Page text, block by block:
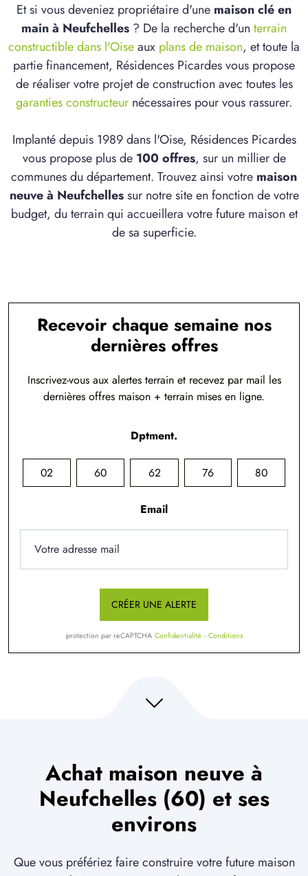
Et si vous deveniez propriétaire d'une maison clé en
main à Neufchelles ? De la recherche d'un terrain
constructible dans l'Oiseaux plans de maison, et toute la
partie financement, Résidences Picardes vous propose
de réaliser votre projet de construction avec toutes les
garanties constructeur nécessaires pour vous rassurer.
Implanté depuis 1989 dans l'Oise, Résidences Picardes
vous propose plus de 100 offres, sur un millier de
communes du département. Trouvez ainsi votre maison
neuve à Neufchellessur notre site en fonction de votre
budget, du terrain qui accueillera votre future maison et
de sa superficie.
Recevoir chaque semaine nos
dernières offres
Inscrivez-vous aux alertes terrain et recevez par mail les
dernières offres maison + terrain mises en ligne.
Dptment.
02 60 62 76 80
Email
CRÉER UNE ALERTE
protection par reCAPTCHA Confidentialité - Conditions
Achat maison neuve à
Neufchelles (60) et ses
environs
Que vous préfériez faire construire votre future maison